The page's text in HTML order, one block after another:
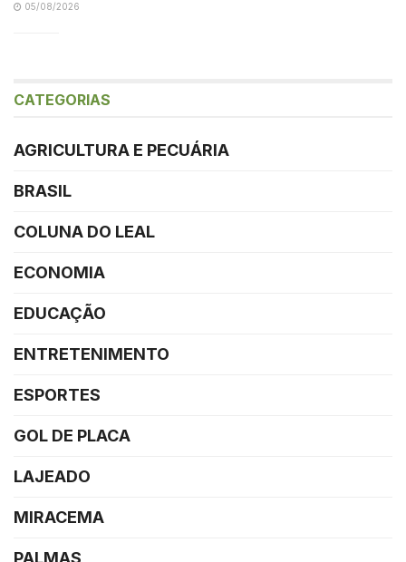
05/08/2026
CATEGORIAS
AGRICULTURA E PECUÁRIA
BRASIL
COLUNA DO LEAL
ECONOMIA
EDUCAÇÃO
ENTRETENIMENTO
ESPORTES
GOL DE PLACA
LAJEADO
MIRACEMA
PALMAS